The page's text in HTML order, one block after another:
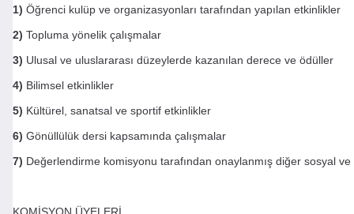
1) Öğrenci kulüp ve organizasyonları tarafından yapılan etkinlikler
2) Topluma yönelik çalışmalar
3) Ulusal ve uluslararası düzeylerde kazanılan derece ve ödüller
4) Bilimsel etkinlikler
5) Kültürel, sanatsal ve sportif etkinlikler
6) Gönüllülük dersi kapsamında çalışmalar
7) Değerlendirme komisyonu tarafından onaylanmış diğer sosyal